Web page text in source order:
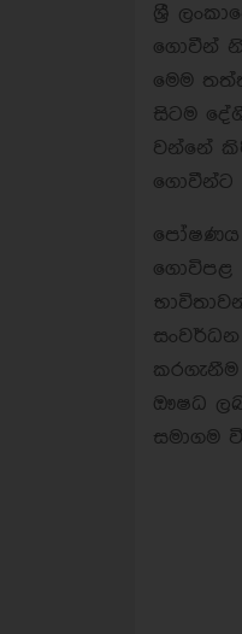
ශ්‍රී
ගොවීන්
මෙම
සිටම
වන්නේ
ගොවීන්ට
පෝෂණය
ගොවිපළ
ඖෂධ
සමාගම